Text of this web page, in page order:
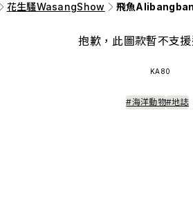
花生騷WasangShow 飛魚
抱歉，此圖款暫不支
KA80
#海洋動物#地誌